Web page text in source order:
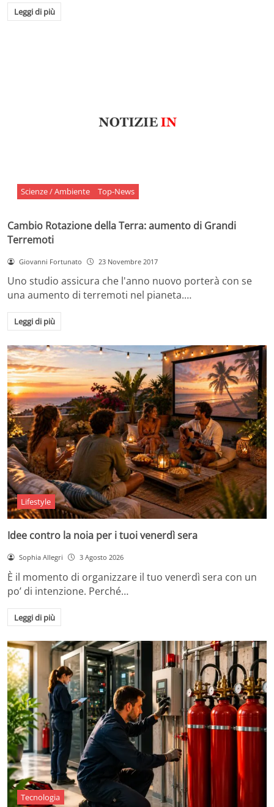
Leggi di più
Scienze / Ambiente Top-News
Cambio Rotazione della Terra: aumento di Grandi
Terremoti
Giovanni Fortunato 23 Novembre 2017
Uno studio assicura che l'anno nuovo porterà con se
una aumento di terremoti nel pianeta.…
Leggi di più
Lifestyle
Idee contro la noia per i tuoi venerdì sera
Sophia Allegri 3 Agosto 2026
È il momento di organizzare il tuo venerdì sera con un
po’ di intenzione. Perché…
Leggi di più
Tecnologia